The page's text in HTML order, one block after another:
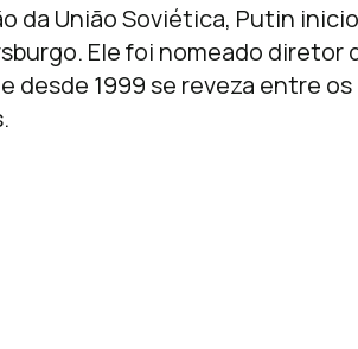
da União Soviética, Putin
Ele foi nomeado diretor
desde 1999 se reveza entre